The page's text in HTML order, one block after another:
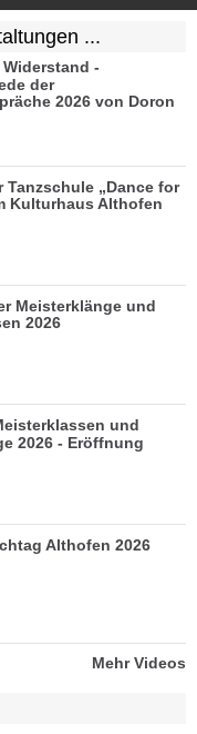
...
-
der
2026 von Doron
Tanzschule „Dance for
Kulturhaus Althofen
Meisterklänge und
2026
und
2026 - Eröffnung
Althofen 2026
Mehr Videos